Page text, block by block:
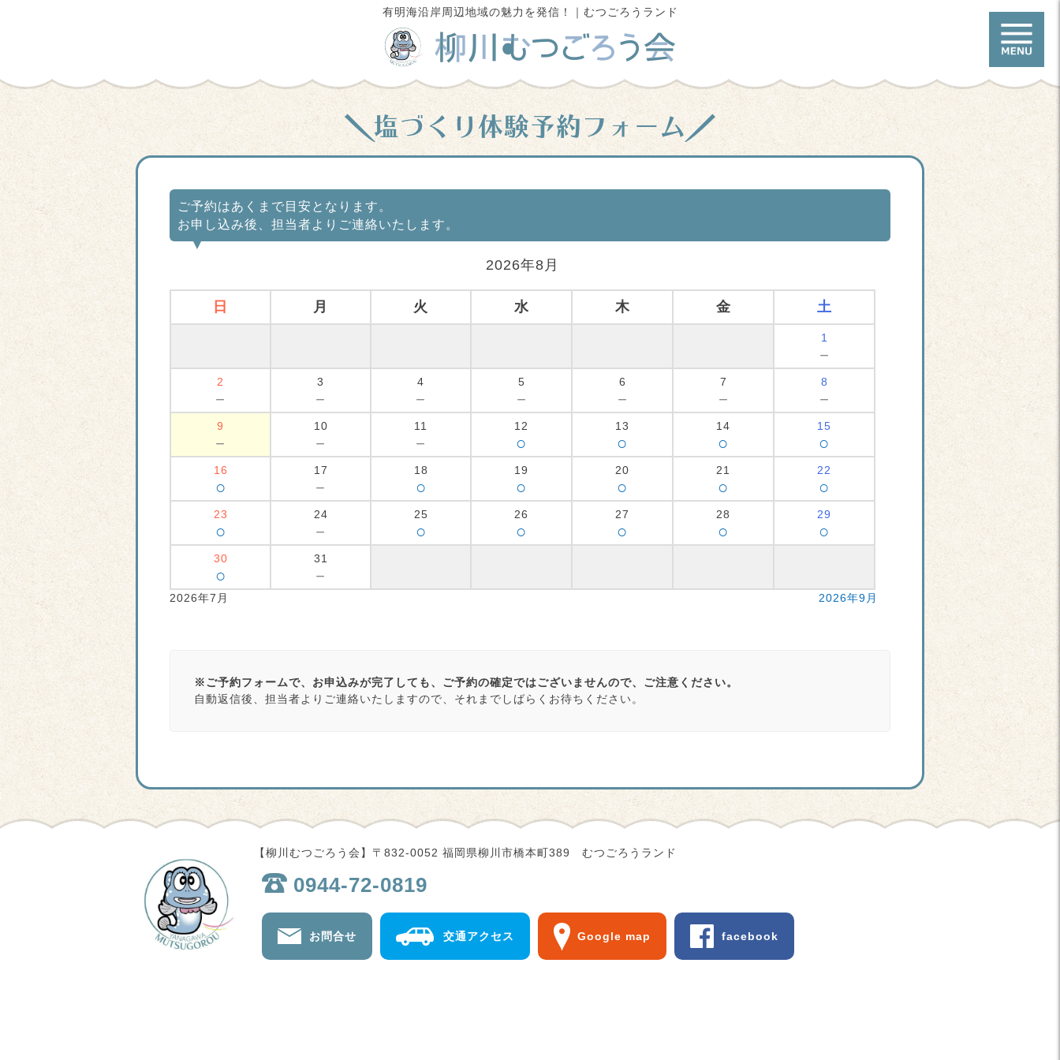
有明海沿岸周辺地域の魅力を発信！｜むつごろうランド
塩づくり体験予約フォーム
ご予約はあくまで目安となります。
お申し込み後、担当者よりご連絡いたします。
2026年8月
日 月 火 水 木 金 土
1
－
2
－
3
－
4
－
5
－
6
－
7
－
8
－
9
－
10
－
11
－
12
○
13
○
14
○
15
○
16
○
17
－
18
○
19
○
20
○
21
○
22
○
23
○
24
－
25
○
26
○
27
○
28
○
29
○
30
○
31
－
2026年7月 2026年9月
※ご予約フォームで、お申込みが完了しても、ご予約の確定ではございませんので、ご注意ください。
自動返信後、担当者よりご連絡いたしますので、それまでしばらくお待ちください。
【柳川むつごろう会】〒832-0052 福岡県柳川市橋本町389 むつごろうランド
0944-72-0819
お問合せ 交通アクセス Google map facebook